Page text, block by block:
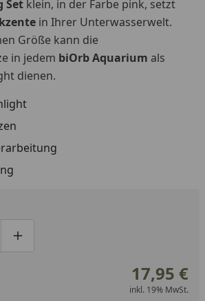
Youtube-Video
Set klein, in der Farbe pink, setzt
in Ihrer Unterwasserwelt.
Größe kann die
in jedem biOrb Aquarium als
dienen.
um eins verringern
manuell eingeben
Produktmenge um eins erhöhen
17,95 €
inkl. 19% MwSt.